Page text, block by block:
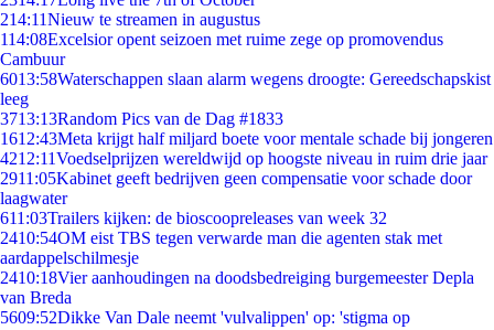
214:11Nieuw te streamen in augustus
114:08Excelsior opent seizoen met ruime zege op promovendus
Cambuur
6013:58Waterschappen slaan alarm wegens droogte: Gereedschapskist
leeg
3713:13Random Pics van de Dag #1833
1612:43Meta krijgt half miljard boete voor mentale schade bij jongeren
4212:11Voedselprijzen wereldwijd op hoogste niveau in ruim drie jaar
2911:05Kabinet geeft bedrijven geen compensatie voor schade door
laagwater
611:03Trailers kijken: de bioscoopreleases van week 32
2410:54OM eist TBS tegen verwarde man die agenten stak met
aardappelschilmesje
2410:18Vier aanhoudingen na doodsbedreiging burgemeester Depla
van Breda
5609:52Dikke Van Dale neemt 'vulvalippen' op: 'stigma op